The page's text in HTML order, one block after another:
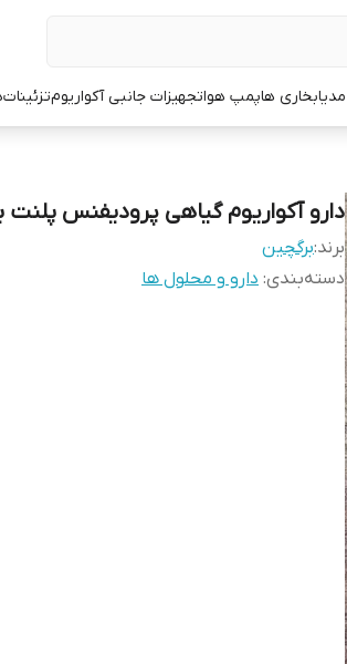
بخاری هاپمپ هواتجهیزات جانبی آکواریومتزئینات
دارو آکواریوم گیاهی پرودیفنس پلنت برگچین
برند:برگچین
دسته‌بندی: دارو و محلول ها